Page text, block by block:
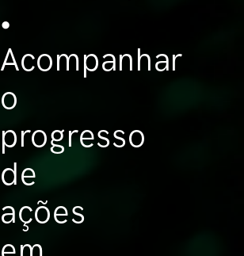
•
Acompanhar
o
progresso
de
ações